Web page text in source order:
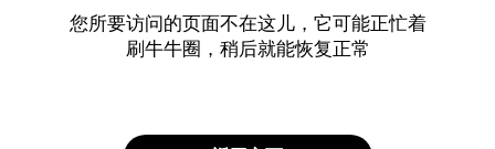
您所要访问的页面不在这儿，它可能正忙着
刷牛牛圈，稍后就能恢复正常